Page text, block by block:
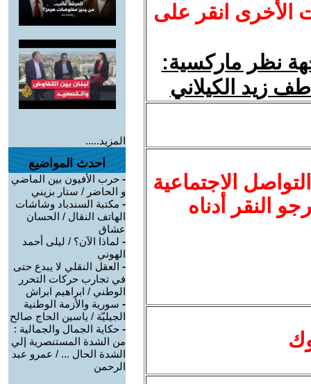
الأخرى انقر على
نظر ماركسية:
زيد الكيلاني
الاجتماعية
النقر أدناه
المزيد.....
احدث المواضيع
- حرب الأفيون بين الماضي
و الحاضر / ستار بزيني
- مكتبة السندباد وشاشات
الهاتف النقال / الحسان
عشاق
- لماذا الآن؟ / ليلى أحمد
الهوني
- العقل النقلي لا يبدع حتى
في تجارب حركات التحرر
الوطني / ابراهيم ابراش
- سورية والأزمة الوطنية
الجيليّة / ياسين الحاج صالح
- حكاية الجمال والجمالية :
من الشدة المستنصرية إلي
الشدة الحال ... / عمرو عبد
الرحمن